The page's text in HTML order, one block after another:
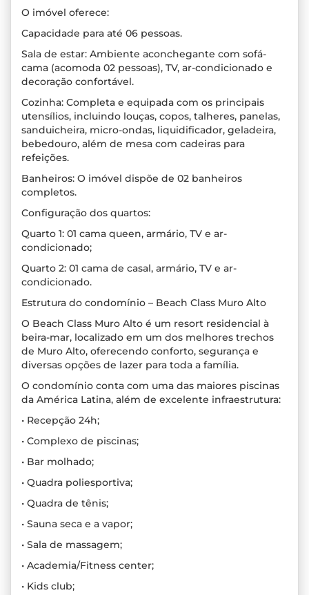
O imóvel oferece:
Capacidade para até 06 pessoas.
Sala de estar: Ambiente aconchegante com sofá-
cama (acomoda 02 pessoas), TV, ar-condicionado e
decoração confortável.
Cozinha: Completa e equipada com os principais
utensílios, incluindo louças, copos, talheres, panelas,
sanduicheira, micro-ondas, liquidificador, geladeira,
bebedouro, além de mesa com cadeiras para
refeições.
Banheiros: O imóvel dispõe de 02 banheiros
completos.
Configuração dos quartos:
Quarto 1: 01 cama queen, armário, TV e ar-
condicionado;
Quarto 2: 01 cama de casal, armário, TV e ar-
condicionado.
Estrutura do condomínio – Beach Class Muro Alto
O Beach Class Muro Alto é um resort residencial à
beira-mar, localizado em um dos melhores trechos
de Muro Alto, oferecendo conforto, segurança e
diversas opções de lazer para toda a família.
O condomínio conta com uma das maiores piscinas
da América Latina, além de excelente infraestrutura:
• Recepção 24h;
• Complexo de piscinas;
• Bar molhado;
• Quadra poliesportiva;
• Quadra de tênis;
• Sauna seca e a vapor;
• Sala de massagem;
• Academia/Fitness center;
• Kids club;